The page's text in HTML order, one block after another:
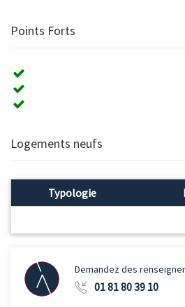
Points Forts
Logements neufs
Typologie
Demandez des
01 81 80 39 10